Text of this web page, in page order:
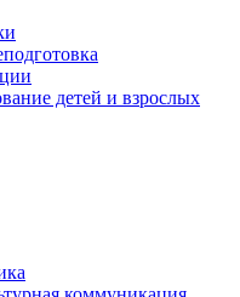
детей и взрослых